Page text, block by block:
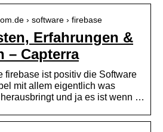
› software › firebase
Erfahrungen &
– Capterra
firebase ist positiv die Software
mit allem eigentlich was
und ja es ist wenn …